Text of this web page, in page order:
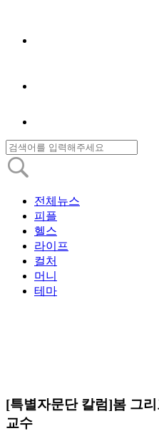
전체뉴스
피플
헬스
라이프
컬처
머니
테마
[특별자문단 칼럼]봄 그
교수